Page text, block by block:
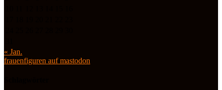
« Jan.
frauenfiguren auf mastodon